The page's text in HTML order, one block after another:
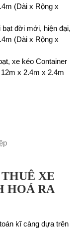
(Dài x Rộng x
bạt đời mới, hiện đại,
(Dài x Rộng x
xe kéo Container
x 2.4m x 2.4m
XE
HOÁ RA
kĩ càng dựa trên